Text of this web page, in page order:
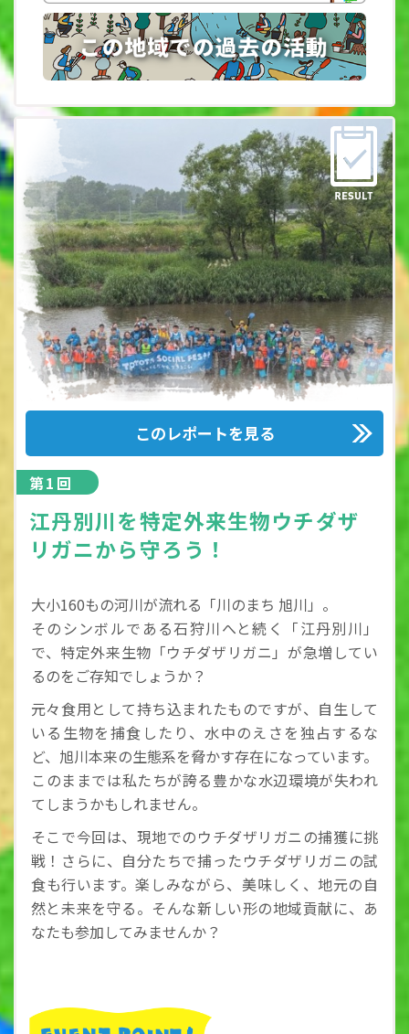
第1回
江丹別川を特定外来生物ウチダザ
リガニから守ろう！
大小160もの河川が流れる「川のまち 旭川」。
そのシンボルである石狩川へと続く「江丹別川」
で、特定外来生物「ウチダザリガニ」が急増してい
るのをご存知でしょうか？
元々食用として持ち込まれたものですが、自生して
いる生物を捕食したり、水中のえさを独占するな
ど、旭川本来の生態系を脅かす存在になっています。
このままでは私たちが誇る豊かな水辺環境が失われ
てしまうかもしれません。
そこで今回は、現地でのウチダザリガニの捕獲に挑
戦！さらに、自分たちで捕ったウチダザリガニの試
食も行います。楽しみながら、美味しく、地元の自
然と未来を守る。そんな新しい形の地域貢献に、あ
なたも参加してみませんか？
このレポートを見る